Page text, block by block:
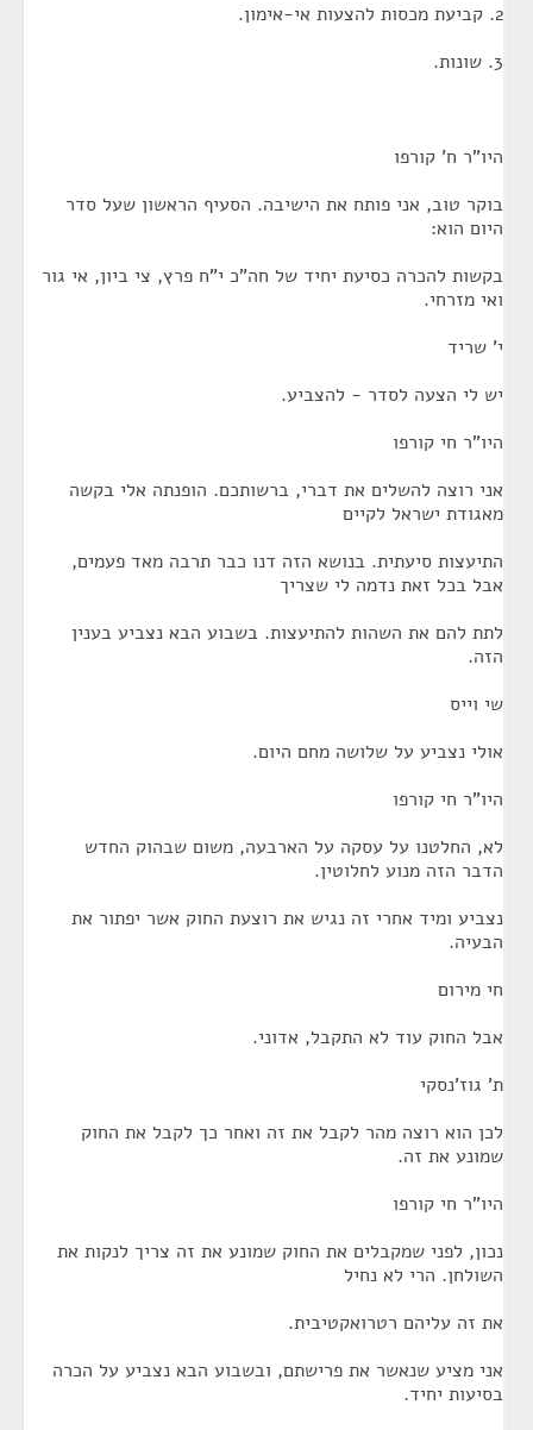
2. קביעת מכסות להצעות אי-אימון.
3. שונות.
היו"ר ח' קורפו
בוקר טוב, אני פותח את הישיבה. הסעיף הראשון שעל סדר
היום הוא:
בקשות להכרה כסיעת יחיד של חה"כ י"ח פרץ, צי ביון, אי גור
ואי מזרחי.
י' שריד
יש לי הצעה לסדר - להצביע.
היו"ר חי קורפו
אני רוצה להשלים את דברי, ברשותכם. הופנתה אלי בקשה
מאגודת ישראל לקיים
התיעצות סיעתית. בנושא הזה דנו כבר תרבה מאד פעמים,
אבל בכל זאת נדמה לי שצריך
לתת להם את השהות להתיעצות. בשבוע הבא נצביע בענין
הזה.
שי וייס
אולי נצביע על שלושה מחם היום.
היו"ר חי קורפו
לא, החלטנו על עסקה על הארבעה, משום שבהוק החדש
הדבר הזה מנוע לחלוטין.
נצביע ומיד אחרי זה נגיש את רוצעת החוק אשר יפתור את
הבעיה.
חי מירום
אבל החוק עוד לא התקבל, אדוני.
ת' גוז'נסקי
לכן הוא רוצה מהר לקבל את זה ואחר כך לקבל את החוק
שמונע את זה.
היו"ר חי קורפו
נכון, לפני שמקבלים את החוק שמונע את זה צריך לנקות את
השולחן. הרי לא נחיל
את זה עליהם רטרואקטיבית.
אני מציע שנאשר את פרישתם, ובשבוע הבא נצביע על הכרה
בסיעות יחיד.